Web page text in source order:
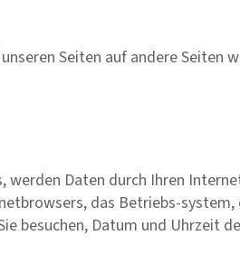
unseren Seiten auf andere
Daten durch Ihren
das Betriebs-system,
besuchen, Datum und Uhrzeit